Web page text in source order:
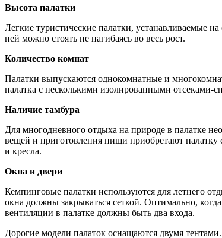
Высота палатки
Легкие туристические палатки, устанавливаемые
ней можно стоять не нагибаясь во весь рост.
Количество комнат
Палатки выпускаются однокомнатные и
палатка с несколькими изолированными отсеками-
Наличие тамбура
Для многодневного отдыха на природе в палатке
вещей и приготовления пищи приобретают
и кресла.
Окна и двери
Кемпинговые палатки используются для летнего
окна должны закрываться сеткой. Оптимально,
вентиляции в палатке должны быть два входа.
Дорогие модели палаток оснащаются двумя